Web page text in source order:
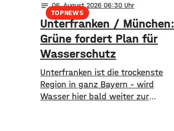
TOPNEWS
notes 06. August 2026 06:30
Unterfranken / München:
Grüne fordert Plan für
Wasserschutz
​​Unterfranken ist die trockenste
Region in ganz Bayern – wird
Wasser hier bald weiter zur